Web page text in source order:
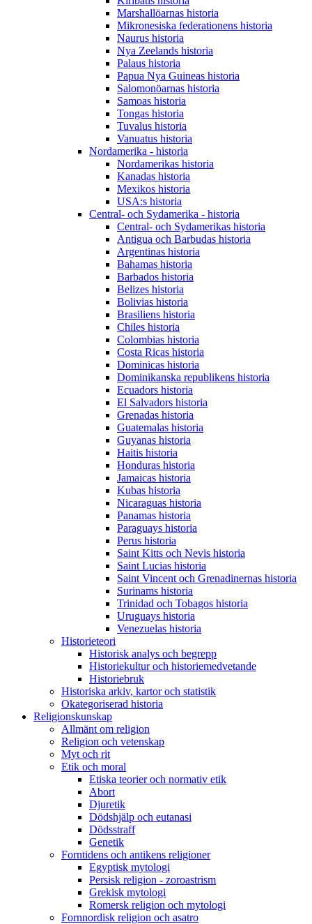
Marshallöarnas historia
Mikronesiska federationens historia
Naurus historia
Nya Zeelands historia
Palaus historia
Papua Nya Guineas historia
Salomonöarnas historia
Samoas historia
Tongas historia
Tuvalus historia
Vanuatus historia
Nordamerika - historia
Nordamerikas historia
Kanadas historia
Mexikos historia
USA:s historia
Central- och Sydamerika - historia
Central- och Sydamerikas historia
Antigua och Barbudas historia
Argentinas historia
Bahamas historia
Barbados historia
Belizes historia
Bolivias historia
Brasiliens historia
Chiles historia
Colombias historia
Costa Ricas historia
Dominicas historia
Dominikanska republikens historia
Ecuadors historia
El Salvadors historia
Grenadas historia
Guatemalas historia
Guyanas historia
Haitis historia
Honduras historia
Jamaicas historia
Kubas historia
Nicaraguas historia
Panamas historia
Paraguays historia
Perus historia
Saint Kitts och Nevis historia
Saint Lucias historia
Saint Vincent och Grenadinernas historia
Surinams historia
Trinidad och Tobagos historia
Uruguays historia
Venezuelas historia
Historieteori
Historisk analys och begrepp
Historiekultur och historiemedvetande
Historiebruk
Historiska arkiv, kartor och statistik
Okategoriserad historia
Religionskunskap
Allmänt om religion
Religion och vetenskap
Myt och rit
Etik och moral
Etiska teorier och normativ etik
Abort
Djuretik
Dödshjälp och eutanasi
Dödsstraff
Genetik
Forntidens och antikens religioner
Egyptisk mytologi
Persisk religion - zoroastrism
Grekisk mytologi
Romersk religion och mytologi
Fornnordisk religion och asatro